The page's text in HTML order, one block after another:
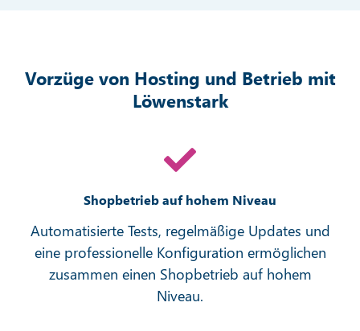
Vorzüge von Hosting und Betrieb mit
Löwenstark
Shopbetrieb auf hohem Niveau
Automatisierte Tests, regelmäßige Updates und
eine professionelle Konfiguration ermöglichen
zusammen einen Shopbetrieb auf hohem
Niveau.